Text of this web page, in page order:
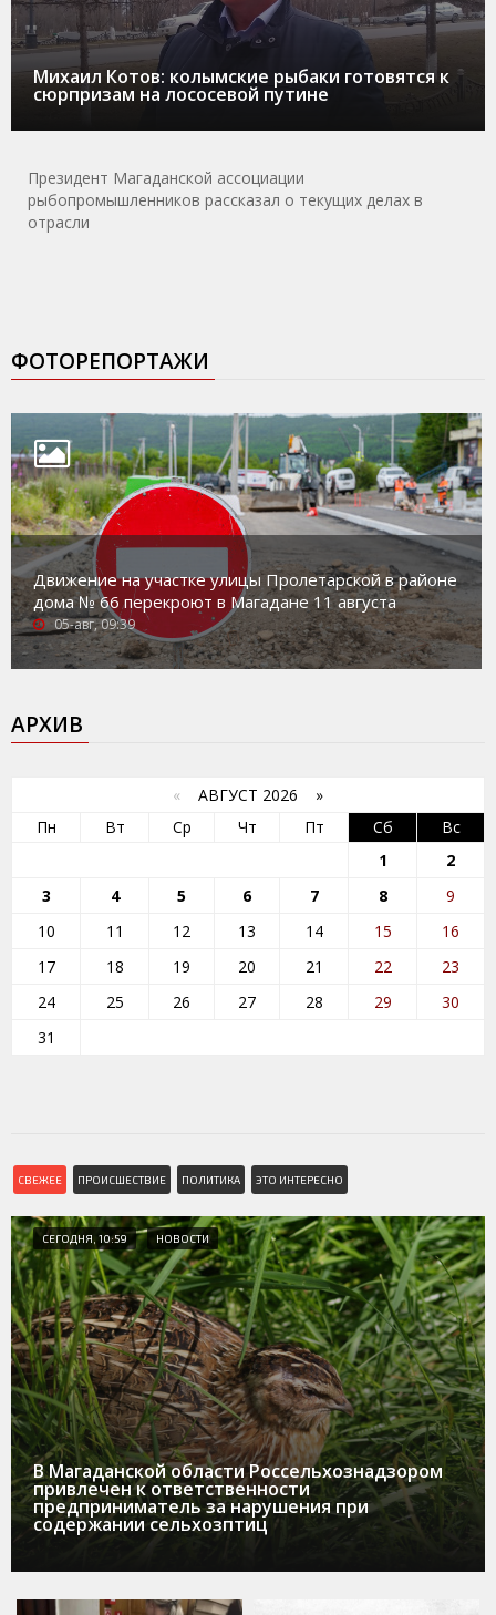
Михаил Котов: колымские рыбаки готовятся к
сюрпризам на лососевой путине
Президент Магаданской ассоциации
рыбопромышленников рассказал о текущих делах в
отрасли
ФОТОРЕПОРТАЖИ
Движение на участке улицы Пролетарской в районе
дома № 66 перекроют в Магадане 11 августа
05-авг, 09:39
АРХИВ
« АВГУСТ 2026 »
Пн
Вт Ср Чт Пт Сб
Вс
1
2
3
4 5 6 7 8
9
10
11 12 13 14 15
16
17
18 19 20 21 22
23
24
25 26 27 28 29
30
31
СВЕЖЕЕ ПРОИСШЕСТВИЕ ПОЛИТИКА ЭТО ИНТЕРЕСНО
СЕГОДНЯ, 10:59 НОВОСТИ
В Магаданской области Россельхознадзором
привлечен к ответственности
предприниматель за нарушения при
содержании сельхозптиц